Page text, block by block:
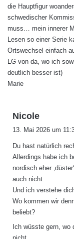
die Hauptfigur
schwedischer
muss… mein innerer
Lesen so einer Serie
Ortswechsel einfach
LG von da, wo ich
deutlich besser ist)
Marie
Nicole
a
t
:
13. Mai 2026 um
Du hast natürlich
Allerdings habe ich
nordisch eher
auch nicht.
Und ich verstehe
Wo kommen wir
beliebt?
Ich wüsste gern,